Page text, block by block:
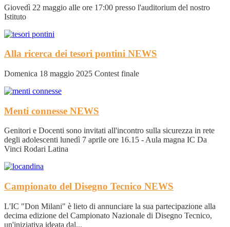
Giovedì 22 maggio alle ore 17:00 presso l'auditorium del nostro
Istituto
Alla ricerca dei tesori pontini NEWS
Domenica 18 maggio 2025 Contest finale
Menti connesse NEWS
Genitori e Docenti sono invitati all'incontro sulla sicurezza in rete
degli adolescenti lunedì 7 aprile ore 16.15 - Aula magna IC Da
Vinci Rodari Latina
Campionato del Disegno Tecnico NEWS
L'IC "Don Milani" è lieto di annunciare la sua partecipazione alla
decima edizione del Campionato Nazionale di Disegno Tecnico,
un'iniziativa ideata dal...